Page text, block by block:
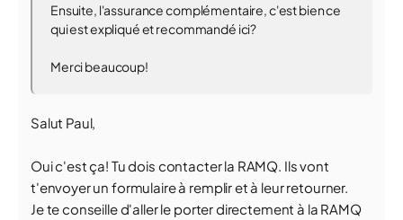
Ensuite, l'assurance complémentaire, c'est bien ce
qui est expliqué et recommandé ici?
Merci beaucoup!
Salut Paul,
Oui c'est ça! Tu dois contacter la RAMQ. Ils vont
t'envoyer un formulaire à remplir et à leur retourner.
Je te conseille d'aller le porter directement à la RAMQ